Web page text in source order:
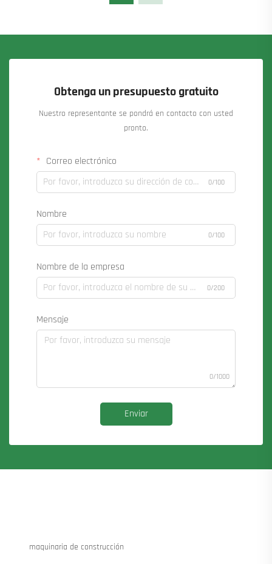
Obtenga un presupuesto gratuito
Nuestro representante se pondrá en contacto con usted
pronto.
Correo electrónico
0/100
Nombre
0/100
Nombre de la empresa
0/200
Mensaje
0/1000
Enviar
maquinaria de construcción